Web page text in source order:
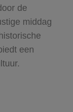
de
middag
een